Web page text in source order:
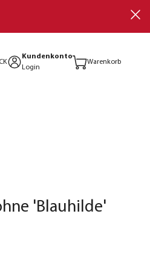
Kundenkonto
Login
Warenkorb
'Blauhilde'